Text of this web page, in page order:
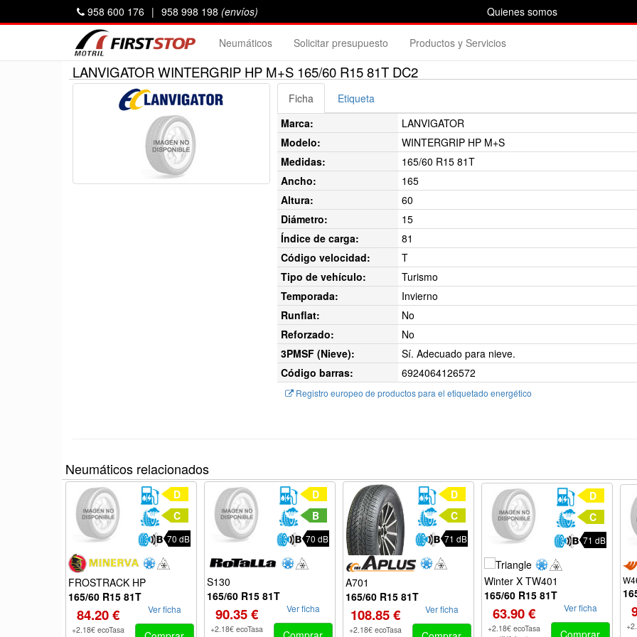
Quienes somos
958 600 176 | 958 998 198 (envíos)
Neumáticos Solicitar presupuesto Productos y Servicios
LANVIGATOR WINTERGRIP HP M+S 165/60 R15 81T DC2
Ficha
Etiqueta
Marca:
LANVIGATOR
Modelo:
WINTERGRIP HP M+S
Medidas:
165/60 R15 81T
Ancho:
165
Altura:
60
Diámetro:
15
Índice de carga:
81
Código velocidad:
T
Tipo de vehículo:
Turismo
Temporada:
Invierno
Runflat:
No
Reforzado:
No
3PMSF (Nieve):
Sí. Adecuado para nieve.
Código barras:
6924064126572
Registro europeo de productos para el etiquetado energético
Neumáticos relacionados
D
C
70 dB
FROSTRACK HP
165/60 R15 81T
84.20 €
+2.18€ ecoTasa
Ver ficha
D
B
70 dB
S130
165/60 R15 81T
90.35 €
+2.18€ ecoTasa
Ver ficha
D
C
71 dB
A701
165/60 R15 81T
108.85 €
+2.18€ ecoTasa
Ver ficha
D
C
71 dB
Winter X TW401
165/60 R15 81T
63.90 €
+2.18€ ecoTasa
Ver ficha